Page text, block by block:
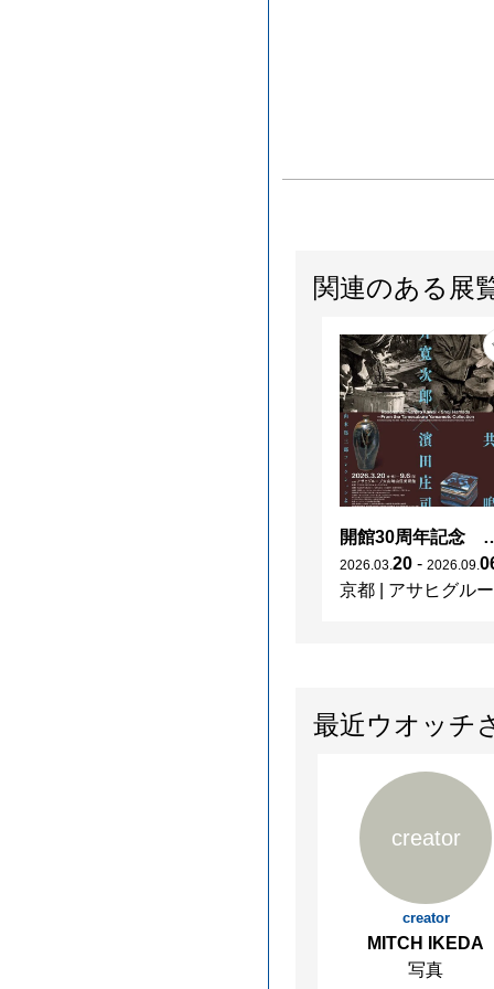
関連のある展
開館30周年記念 山本爲三郎・河井寬次郎没後60年
2026 03 20 - 2026 09
京都
アサヒグループ大山崎山荘美術館
最近ウオッチ
creator
creator
MITCH IKEDA
写真